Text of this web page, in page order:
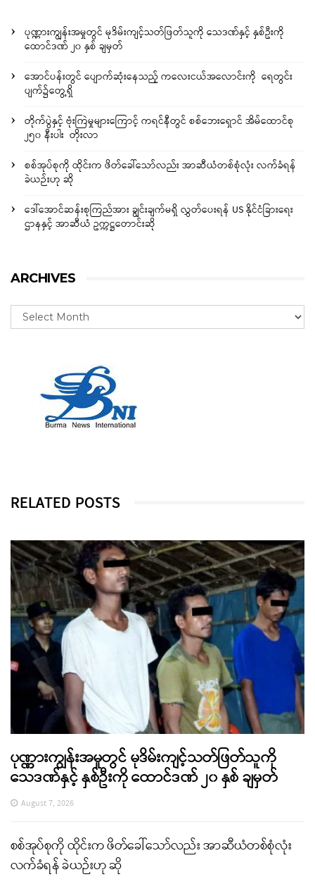
ပုဏ္ဏားကျွန်းအမှုတွင် မုဒိမ်းကျင့်သတ်ဖြတ်သူကို သေဒဏ်နှင့် နှစ်ဦးကို
ထောင်ဒဏ် ၂၀ နှစ် ချမှတ်
အောင်ပန်းတွင် ပျောက်ဆုံးနေသည့် ကလေးငယ်အလောင်းကို ရေတွင်း
ပျက်၌တွေ့ရှိ
တိုက်ပွဲနှင့် ဗုံးကြဲမှုများကြောင့် ကရင်နီတွင် စစ်ဘေးရှောင် အိမ်ထောင်စု
၂၅၀ နီးပါး တိုးလာ
စစ်အုပ်စုကို ထိုင်းက ဖိတ်ခေါ်သော်လည်း အာဆီယံတစ်စုံလုံး လက်ခံရန်
ခဲယဉ်းဟု ဆို
ဒေါ်အောင်ဆန်းစုကြည်အား ချွင်းချက်မရှိ လွှတ်ပေးရန် US နိုင်ငံခြားရေး
ဌာနနှင့် အာဆီယံ ဥက္ကဋ္ဌတောင်းဆို
ARCHIVES
RELATED POSTS
ပုဏ္ဏားကျွန်းအမှုတွင် မုဒိမ်းကျင့်သတ်ဖြတ်သူကို
သေဒဏ်နှင့် နှစ်ဦးကို ထောင်ဒဏ် ၂၀ နှစ် ချမှတ်
August 7, 2026
စစ်အုပ်စုကို ထိုင်းက ဖိတ်ခေါ်သော်လည်း အာဆီယံတစ်စုံလုံး
လက်ခံရန် ခဲယဉ်းဟု ဆို